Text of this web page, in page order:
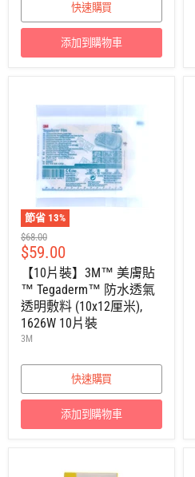
快速購買
添加到購物車
節省 13%
建
議
零
售
價
$68.00
售
價
$59.00
【10片裝】3M™ 美膚貼
™ Tegaderm™ 防水透氣
透明敷料 (10x12厘米),
1626W 10片裝
3M
快速購買
添加到購物車